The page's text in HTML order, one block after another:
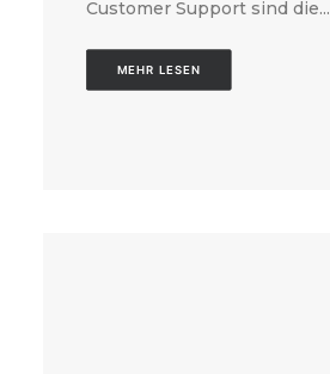
Customer Support sind die...
MEHR LESEN